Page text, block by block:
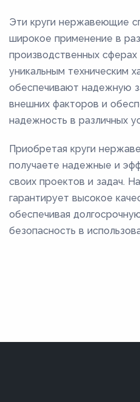
Эти круги нержавеющие
широкое применение в
производственных сферах
уникальным техническим
обеспечивают надежную
внешних факторов и
надежность в различных
Приобретая круги
получаете надежные и
своих проектов и задач.
гарантирует высокое
обеспечивая
безопасность в